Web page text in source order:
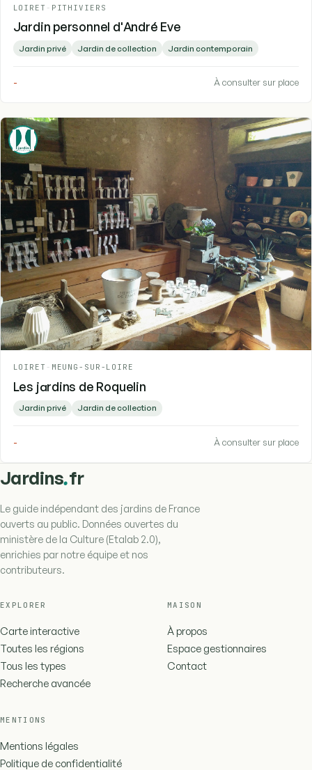
LOIRET - PITHIVIERS
Jardin personnel d'André Eve
Jardin privé Jardin de collection Jardin contemporain
- À consulter sur place
LOIRET - MEUNG-SUR-LOIRE
Les jardins de Roquelin
Jardin privé Jardin de collection
- À consulter sur place
Jardins.fr
Le guide indépendant des jardins de France
ouverts au public. Données ouvertes du
ministère de la Culture (Etalab 2.0),
enrichies par notre équipe et nos
contributeurs.
EXPLORER
Carte interactive
Toutes les régions
Tous les types
Recherche avancée
MAISON
À propos
Espace gestionnaires
Contact
MENTIONS
Mentions légales
Politique de confidentialité